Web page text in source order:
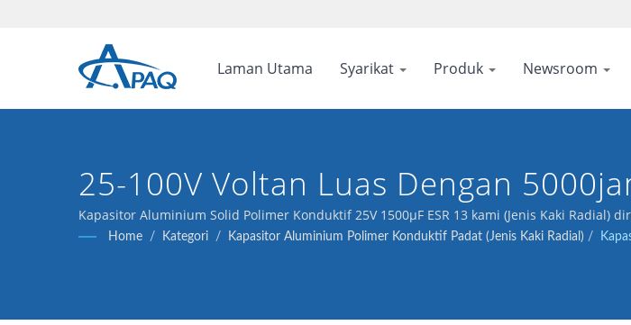
Laman Utama Syarikat Produk Newsroom
25-100V Voltan Luas Dengan
Kuasa Voltan Tinggi.
Kapasitor Aluminium Solid Polimer Konduktif 25V 1500μF ESR 13 kami (Jenis Kaki
Home / Kategori / Kapasitor Aluminium Polimer Konduktif Padat (Jenis Kaki Radial) /